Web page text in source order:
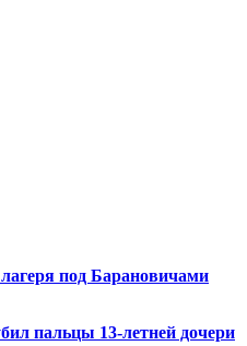
под Барановичами
пальцы 13-летней дочери